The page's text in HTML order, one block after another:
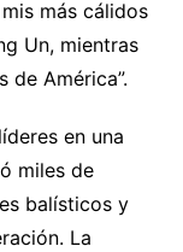
más cálidos
Un, mientras
de América”.
en una
miles de
balísticos y
La